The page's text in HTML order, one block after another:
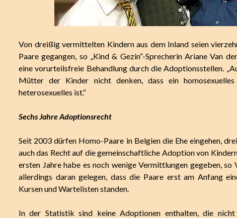
Von dreißig vermittelten Kindern aus dem Inland seien
Paare gegangen, so „Kind & Gezin“-Sprecherin Ariane Van
eine vorurteilsfreie Behandlung durch die Adoptionsstellen.
Mütter der Kinder nicht denken, dass ein
heterosexuelles ist.“
Sechs Jahre Adoptionsrecht
Seit 2003 dürfen Homo-Paare in Belgien die Ehe eingehen,
auch das Recht auf die gemeinschaftliche Adoption von
ersten Jahre habe es noch wenige Vermittlungen gegeben, so
allerdings daran gelegen, dass die Paare erst am Anfang
Kursen und Wartelisten standen.
In der Statistik sind keine Adoptionen enthalten, die